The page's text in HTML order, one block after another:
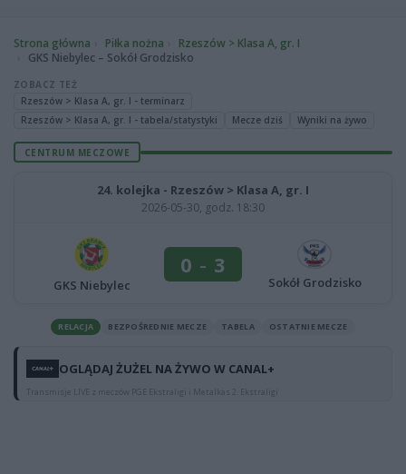
Strona główna Piłka nożna
Rzeszów > Klasa A, gr. I
GKS Niebylec – Sokół Grodzisko
ZOBACZ TEŻ
Rzeszów > Klasa A, gr. I - terminarz
Rzeszów > Klasa A, gr. I - tabela/statystyki
Mecze dziś Wyniki na żywo
CENTRUM MECZOWE
24. kolejka - Rzeszów > Klasa A, gr. I
2026-05-30, godz. 18:30
GKS Niebylec
0 - 3
Sokół Grodzisko
RELACJA BEZPOŚREDNIE MECZE TABELA OSTATNIE MECZE
OGLĄDAJ ŻUŻEL NA ŻYWO W CANAL+
Transmisje LIVE z meczów PGE Ekstraligi i Metalkas 2. Ekstraligi